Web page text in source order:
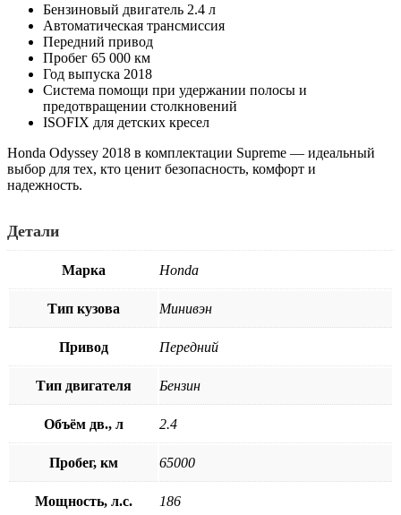
Бензиновый двигатель 2.4 л
Автоматическая трансмиссия
Передний привод
Пробег 65 000 км
Год выпуска 2018
Система помощи при удержании полосы и
предотвращении столкновений
ISOFIX для детских кресел
Honda Odyssey 2018 в комплектации Supreme — идеальный
выбор для тех, кто ценит безопасность, комфорт и
надежность.
Детали
Марка Honda
Тип кузова Минивэн
Привод Передний
Тип двигателя Бензин
Объём дв., л 2.4
Пробег, км 65000
Мощность, л.с. 186